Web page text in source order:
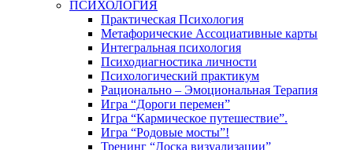
ПСИХОЛОГИЯ
Практическая Психология
Метафорические Ассоциативные карты
Интегральная психология
Психодиагностика личности
Психологический практикум
Рационально – Эмоциональная Терапия
Игра “Дороги перемен”
Игра “Кармическое путешествие”.
Игра “Родовые мосты”!
Тренинг “Доска визуализации”